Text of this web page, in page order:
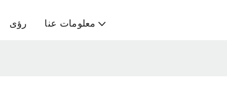
رؤى معلومات عنا